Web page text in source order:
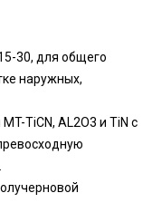
30, для общего
наружных,
TiCN, AL2O3 и TiN с